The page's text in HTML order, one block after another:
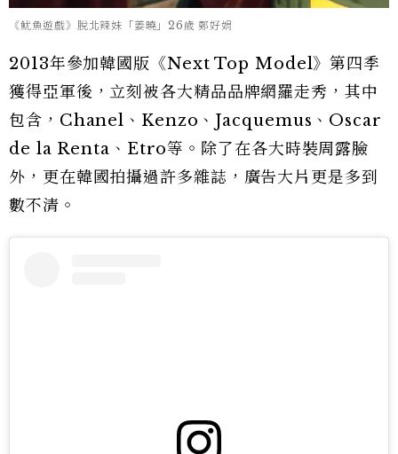
《魷魚遊戲》脫北辣妹「姜曉」26歲 鄭好娟
2013年參加韓國版《Next Top Model》第四季
獲得亞軍後，立刻被各大精品品牌網羅走秀，其中
包含，Chanel、Kenzo、Jacquemus、Oscar
de la Renta、Etro等。除了在各大時裝周露臉
外，更在韓國拍攝過許多雜誌，廣告大片更是多到
數不清。